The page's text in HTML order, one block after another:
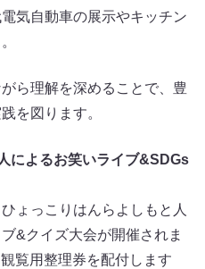
気自動車の展示やキッチン
ら理解を深めることで、豊
を図ります。
によるお笑いライブ&SDGs
ょっこりはんらよしもと人
&クイズ大会が開催されま
覧用整理券を配付します